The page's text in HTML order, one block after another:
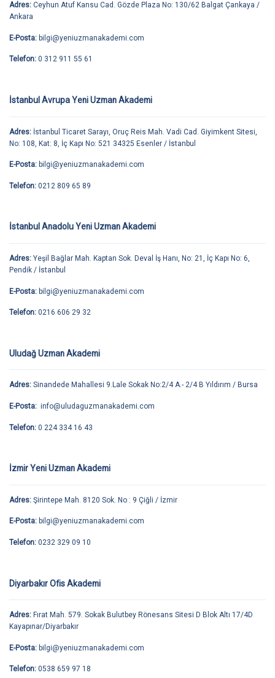
Adres: Ceyhun Atuf Kansu Cad. Gözde Plaza No: 130/62 Balgat Çankaya /
Ankara
E-Posta: bilgi@yeniuzmanakademi.com
Telefon: 0 312 911 55 61
İstanbul Avrupa Yeni Uzman Akademi
Adres: İstanbul Ticaret Sarayı, Oruç Reis Mah. Vadi Cad. Giyimkent Sitesi,
No: 108, Kat: 8, İç Kapı No: 521 34325 Esenler / İstanbul
E-Posta: bilgi@yeniuzmanakademi.com
Telefon: 0212 809 65 89
İstanbul Anadolu Yeni Uzman Akademi
Adres: Yeşil Bağlar Mah. Kaptan Sok. Deval İş Hanı, No: 21, İç Kapı No: 6,
Pendik / İstanbul
E-Posta: bilgi@yeniuzmanakademi.com
Telefon: 0216 606 29 32
Uludağ Uzman Akademi
Adres: Sinandede Mahallesi 9.Lale Sokak No:2/4 A.- 2/4 B Yıldırım / Bursa
E-Posta: info@uludaguzmanakademi.com
Telefon: 0 224 334 16 43
İzmir Yeni Uzman Akademi
Adres: Şirintepe Mah. 8120 Sok. No : 9 Çiğli / İzmir
E-Posta: bilgi@yeniuzmanakademi.com
Telefon: 0232 329 09 10
Diyarbakır Ofis Akademi
Adres: Fırat Mah. 579. Sokak Bulutbey Rönesans Sitesi D Blok Altı 17/4D
Kayapınar/Diyarbakır
E-Posta: bilgi@yeniuzmanakademi.com
Telefon: 0538 659 97 18